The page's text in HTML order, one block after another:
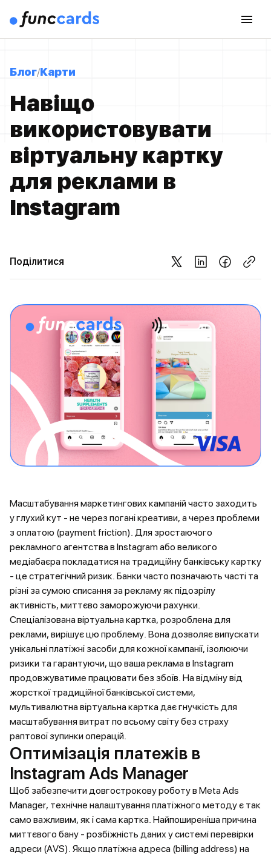
Блог Карти
Навіщо
використовувати
віртуальну картку
для реклами в
Instagram
Поділитися
Масштабування маркетингових кампаній часто заходить
у глухий кут - не через погані креативи, а через проблеми
з оплатою (payment friction). Для зростаючого
рекламного агентства в Instagram або великого
медіабаєра покладатися на традиційну банківську картку
- це стратегічний ризик. Банки часто позначають часті та
різні за сумою списання за рекламу як підозрілу
активність, миттєво заморожуючи рахунки.
Спеціалізована віртуальна картка, розроблена для
реклами, вирішує цю проблему. Вона дозволяє випускати
унікальні платіжні засоби для кожної кампанії, ізолюючи
ризики та гарантуючи, що ваша реклама в Instagram
продовжуватиме працювати без збоїв. На відміну від
жорсткої традиційної банківської системи,
мультивалютна віртуальна картка дає гнучкість для
масштабування витрат по всьому світу без страху
раптової зупинки операцій.
Оптимізація платежів в
Instagram Ads Manager
Щоб забезпечити довгострокову роботу в Meta Ads
Manager, технічне налаштування платіжного методу є так
само важливим, як і сама картка. Найпоширеніша причина
миттєвого бану - розбіжність даних у системі перевірки
адреси (AVS). Якщо платіжна адреса (billing address) на